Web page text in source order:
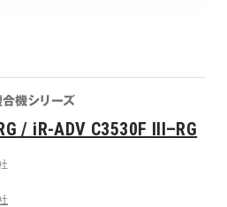
合機シリーズ
/ iR-ADV C3530F III–RG